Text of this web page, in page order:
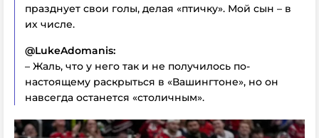
празднует свои голы, делая «птичку». Мой сын – в
их числе.
@LukeAdomanis:
– Жаль, что у него так и не получилось по-
настоящему раскрыться в «Вашингтоне», но он
навсегда останется «столичным».